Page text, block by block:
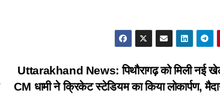
Uttarakhand News: पिथौरागढ़ को मिली नई
CM धामी ने क्रिकेट स्टेडियम का किया लोकार्पण,